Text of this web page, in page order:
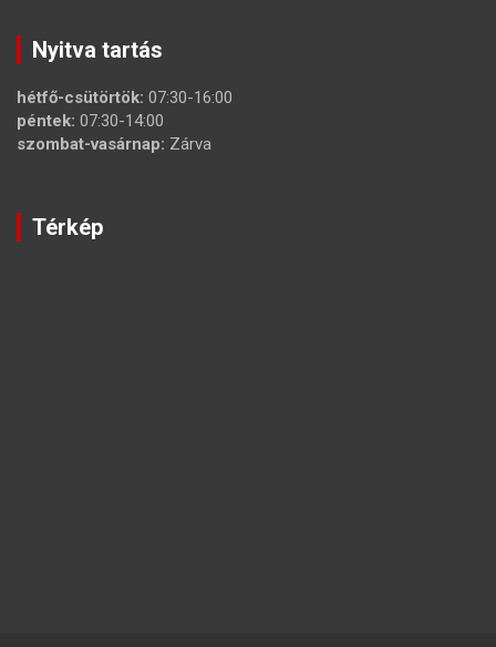
Nyitva tartás
hétfő-csütörtök: 07:30-16:00
péntek: 07:30-14:00
szombat-vasárnap: Zárva
Térkép